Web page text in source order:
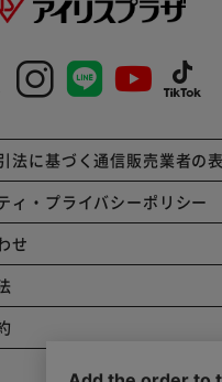
法に基づく通信販売業者の
ィ・プライバシーポリシー
せ